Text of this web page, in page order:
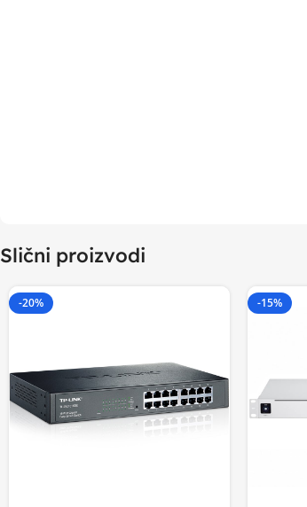
Slični proizvodi
-20% -15%